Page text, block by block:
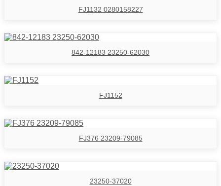
FJ1132 0280158227
842-12183 23250-62030
FJ1152
FJ376 23209-79085
23250-37020